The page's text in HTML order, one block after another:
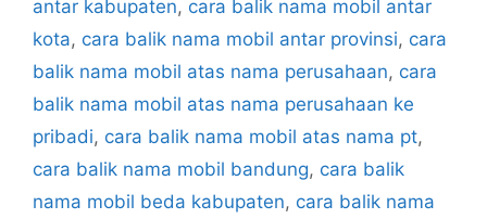
antar kabupaten, cara balik nama mobil antar
kota, cara balik nama mobil antar provinsi, cara
balik nama mobil atas nama perusahaan, cara
balik nama mobil atas nama perusahaan ke
pribadi, cara balik nama mobil atas nama pt,
cara balik nama mobil bandung, cara balik
nama mobil beda kabupaten, cara balik nama